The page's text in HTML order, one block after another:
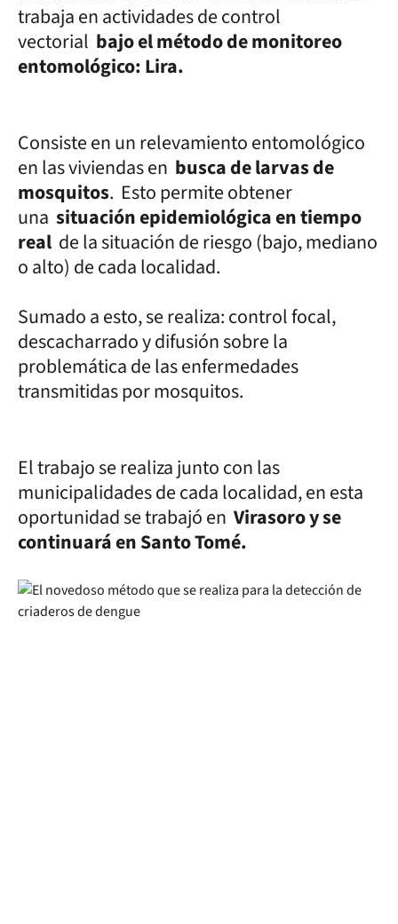
trabaja en actividades de control
vectorial bajo el método de monitoreo
entomológico: Lira.
Consiste en un relevamiento entomológico
en las viviendas en busca de larvas de
mosquitos. Esto permite obtener
una situación epidemiológica en tiempo
real de la situación de riesgo (bajo, mediano
o alto) de cada localidad.
Sumado a esto, se realiza: control focal,
descacharrado y difusión sobre la
problemática de las enfermedades
transmitidas por mosquitos.
El trabajo se realiza junto con las
municipalidades de cada localidad, en esta
oportunidad se trabajó en Virasoro y se
continuará en Santo Tomé.